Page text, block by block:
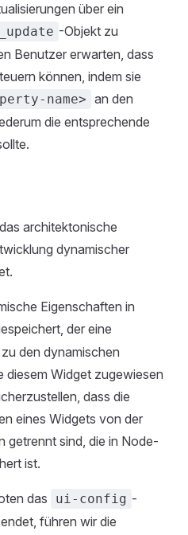
über ein
-Objekt zu
Benutzer erwarten, dass
können, indem sie
name> an den
die entsprechende
architektonische
dynamischer
Eigenschaften in
der eine
den dynamischen
diesem Widget zugewiesen
dass die
eines Widgets von der
getrennt sind, die in Node-
ist.
das ui-config -
führen wir die